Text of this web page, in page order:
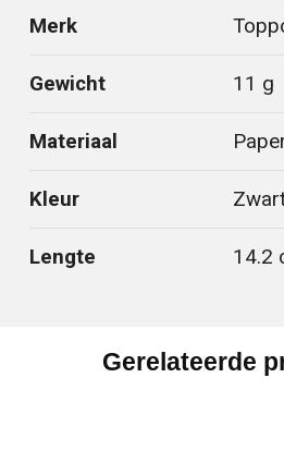
Merk
Gewicht 11 g
Materiaal
Kleur
Lengte 14.2
Gerelateerde